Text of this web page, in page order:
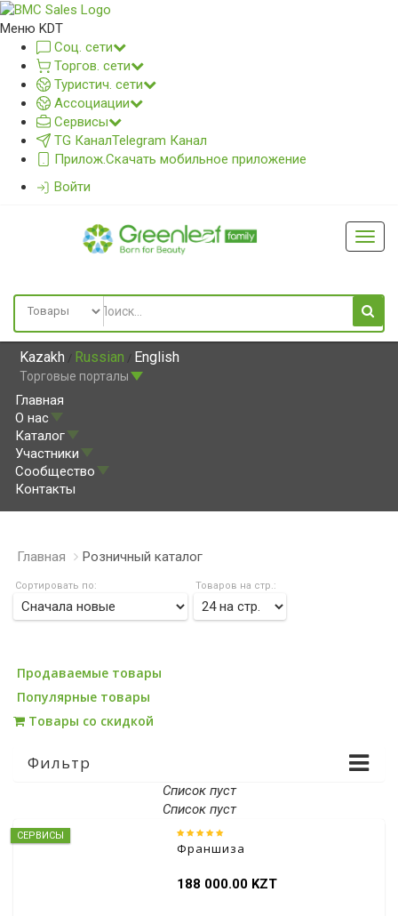
Меню KDT
Соц. сети
Торгов. сети
Туристич. сети
Ассоциации
Сервисы
TG КаналTelegram Канал
Прилож.Скачать мобильное приложение
Войти
меню
Kazakh / Russian / English
Торговые порталы
Главная
О нас
Каталог
Участники
Сообщество
Контакты
Главная Розничный каталог
Сортировать по: Товаров на стр.:
Продаваемые товары
Популярные товары
Товары со скидкой
Фильтр
Список пуст
Список пуст
СЕРВИСЫ
Франшиза
188 000.00 KZT